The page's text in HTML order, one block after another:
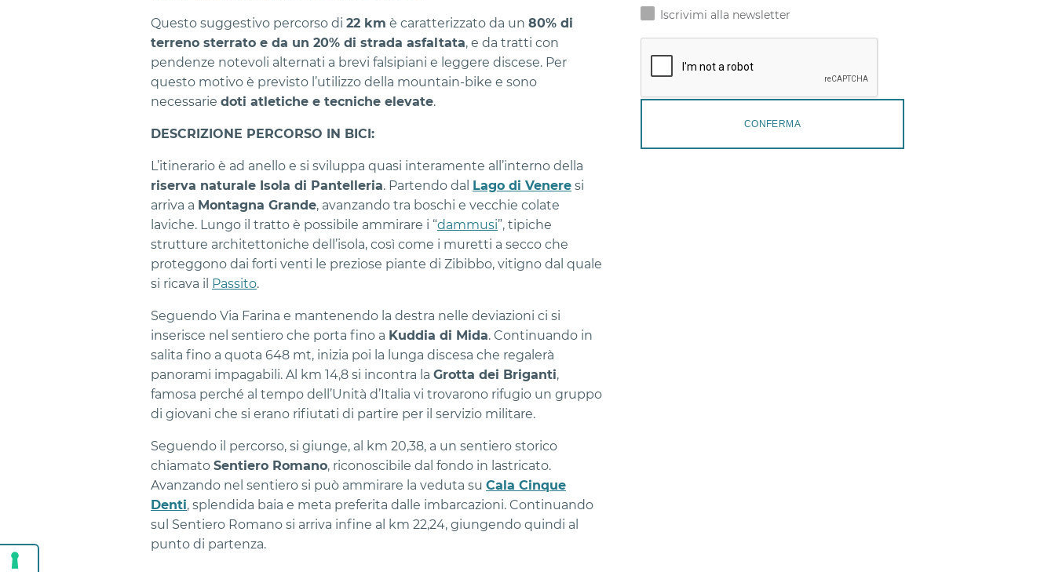
Questo suggestivo percorso di 22 km è caratterizzato da un 80% di
terreno sterrato e da un 20% di strada asfaltata, e da tratti con
pendenze notevoli alternati a brevi falsipiani e leggere discese. Per
questo motivo è previsto l’utilizzo della mountain-bike e sono
necessarie doti atletiche e tecniche elevate.
DESCRIZIONE PERCORSO IN BICI:
L’itinerario è ad anello e si sviluppa quasi interamente all’interno della
riserva naturale Isola di Pantelleria. Partendo dal Lago di Venere si
arriva a Montagna Grande, avanzando tra boschi e vecchie colate
laviche. Lungo il tratto è possibile ammirare i “dammusi”, tipiche
strutture architettoniche dell’isola, così come i muretti a secco che
proteggono dai forti venti le preziose piante di Zibibbo, vitigno dal quale
si ricava il Passito.
Seguendo Via Farina e mantenendo la destra nelle deviazioni ci si
inserisce nel sentiero che porta fino a Kuddia di Mida. Continuando in
salita fino a quota 648 mt, inizia poi la lunga discesa che regalerà
panorami impagabili. Al km 14,8 si incontra la Grotta dei Briganti,
famosa perché al tempo dell’Unità d’Italia vi trovarono rifugio un gruppo
di giovani che si erano rifiutati di partire per il servizio militare.
Seguendo il percorso, si giunge, al km 20,38, a un sentiero storico
chiamato Sentiero Romano, riconoscibile dal fondo in lastricato.
Avanzando nel sentiero si può ammirare la veduta su Cala Cinque
Denti, splendida baia e meta preferita dalle imbarcazioni. Continuando
sul Sentiero Romano si arriva infine al km 22,24, giungendo quindi al
punto di partenza.
Iscrivimi alla newsletter
CONFERMA